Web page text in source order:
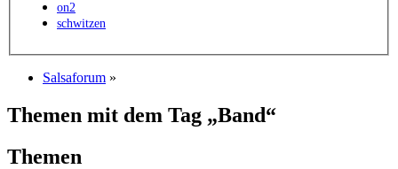
on2
schwitzen
Salsaforum »
Themen mit dem Tag „Band“
Themen